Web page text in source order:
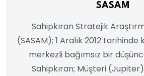
SASAM
Sahipkıran Stratejik
(SASAM); 1 Aralık 2012
merkezli bağımsız bir
Sahipkıran; Müşteri